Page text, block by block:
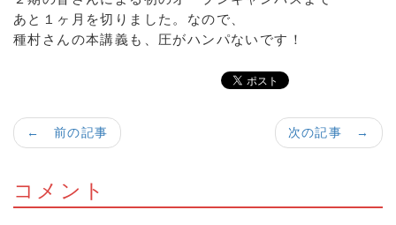
あと１ヶ月を切りました。なので、
種村さんの本講義も、圧がハンパないです！
次の記事 →
← 前の記事
コメント